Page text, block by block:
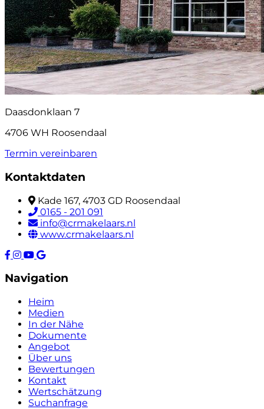
Daasdonklaan 7
4706 WH Roosendaal
Termin vereinbaren
Kontaktdaten
Kade 167, 4703 GD Roosendaal
0165 - 201 091
info@crmakelaars.nl
www.crmakelaars.nl
Navigation
Heim
Medien
In der Nähe
Dokumente
Angebot
Über uns
Bewertungen
Kontakt
Wertschätzung
Suchanfrage